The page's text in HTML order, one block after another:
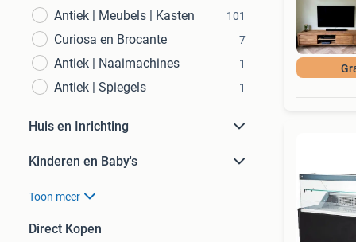
Antiek | Meubels | Kasten
101
Curiosa en Brocante 7
Antiek | Naaimachines 1
Antiek | Spiegels 1
Huis en Inrichting
Kinderen en Baby's
Toon meer
Direct Kopen